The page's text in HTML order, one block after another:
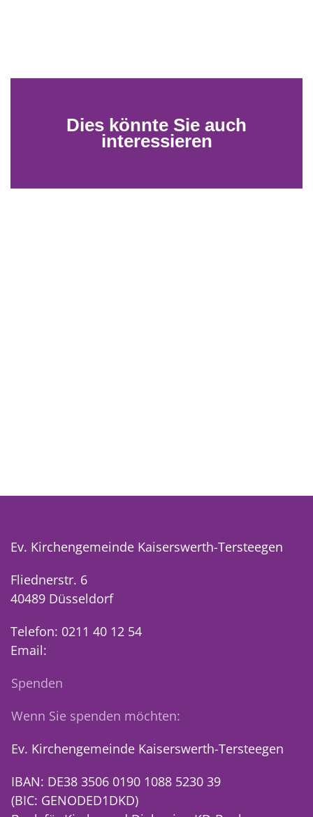
Dies könnte Sie auch
interessieren
Ev. Kirchengemeinde Kaiserswerth-Tersteegen
Fliednerstr. 6
40489 Düsseldorf
Telefon: 0211 40 12 54
Email:
Spenden
Wenn Sie spenden möchten:
Ev. Kirchengemeinde Kaiserswerth-Tersteegen
IBAN: DE38 3506 0190 1088 5230 39
(BIC: GENODED1DKD)